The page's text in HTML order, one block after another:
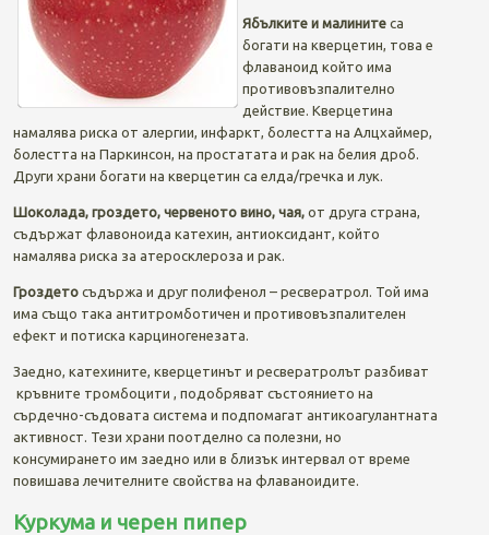
Ябълките и малинитеса
богати на кверцетин, това е
флаваноид който има
противовъзпалително
действие. Кверцетина
намалява риска от алергии, инфаркт, болестта на Алцхаймер,
болестта на Паркинсон, на простатата и рак на белия дроб.
Други храни богати на кверцетин са елда/гречка и лук.
Шоколада, гроздето, червеното вино, чая,от друга страна,
съдържат флавоноида катехин, антиоксидант, който
намалява риска за атеросклероза и рак.
Гроздето съдържа и друг полифенол – ресвератрол. Той има
има също така антитромботичен и противовъзпалителен
ефект и потиска карциногенезата.
Заедно, катехините, кверцетинът и ресвератролът разбиват
кръвните тромбоцити , подобряват състоянието на
сърдечно-съдовата система и подпомагат антикоагулантната
активност. Тези храни поотделно са полезни, но
консумирането им заедно или в близък интервал от време
повишава лечителните свойства на флаваноидите.
Куркума и черен пипер